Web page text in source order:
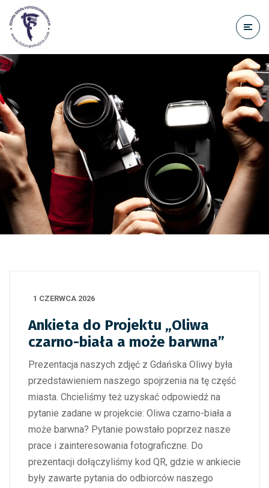
treści
1 CZERWCA 2026
Ankieta do Projektu „Oliwa
czarno-biała a może barwna”
Prezentacja naszych zdjęć z Gdańska Oliwy była
przedstawieniem naszego spojrzenia na tę część
miasta. Chcieliśmy też uzyskać odpowiedź na
pytanie zadane w projekcie: Oliwa czarno-biała a
może barwna? Pytanie powstało poprzez nasze
prace i zainteresowania fotograficzne. Do
prezentacji dołączyliśmy kod QR, gdzie w ankiecie
były zawarte pytania do odbiorców naszego